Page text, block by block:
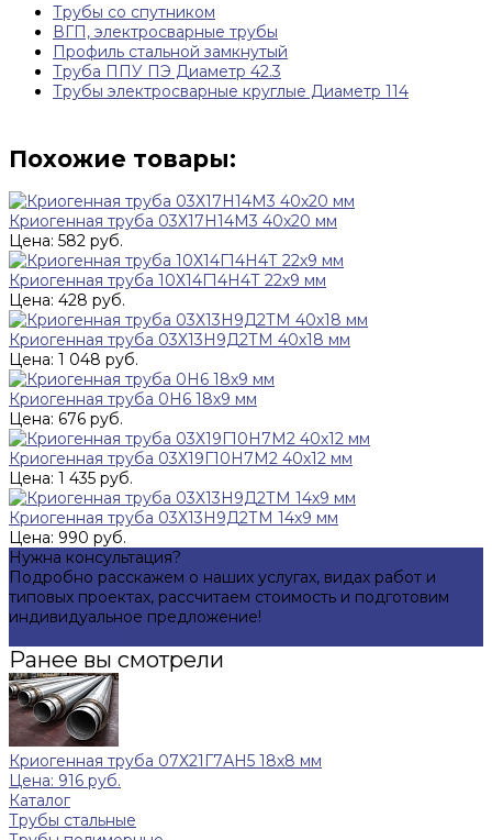
Трубы со спутником
ВГП, электросварные трубы
Профиль стальной замкнутый
Труба ППУ ПЭ Диаметр 42.3
Трубы электросварные круглые Диаметр 114
Похожие товары:
Криогенная труба 03Х17Н14М3 40х20 мм
Цена: 582 руб.
Криогенная труба 10Х14Г14Н4Т 22х9 мм
Цена: 428 руб.
Криогенная труба 03Х13Н9Д2ТМ 40х18 мм
Цена: 1 048 руб.
Криогенная труба 0Н6 18х9 мм
Цена: 676 руб.
Криогенная труба 03Х19Г10Н7М2 40х12 мм
Цена: 1 435 руб.
Криогенная труба 03Х13Н9Д2ТМ 14х9 мм
Цена: 990 руб.
Нужна консультация?
Подробно расскажем о наших услугах, видах работ и
типовых проектах, рассчитаем стоимость и подготовим
индивидуальное предложение!
Ранее вы смотрели
Криогенная труба 07Х21Г7АН5 18х8 мм
Цена: 916 руб.
Каталог
Трубы стальные